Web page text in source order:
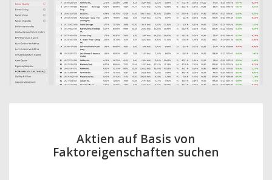
Aktien auf Basis von
Faktoreigenschaften suchen